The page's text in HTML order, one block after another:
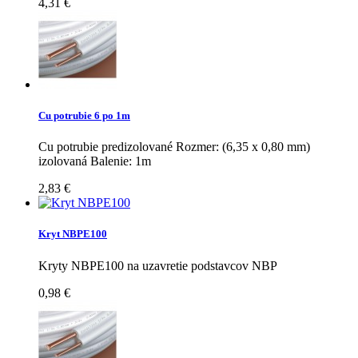
Cu potrubie 6 po 1m
Cu potrubie predizolované Rozmer: (6,35 x 0,80 mm)
izolovaná Balenie: 1m
2,83 €
Kryt NBPE100
Kryty NBPE100 na uzavretie podstavcov NBP
0,98 €